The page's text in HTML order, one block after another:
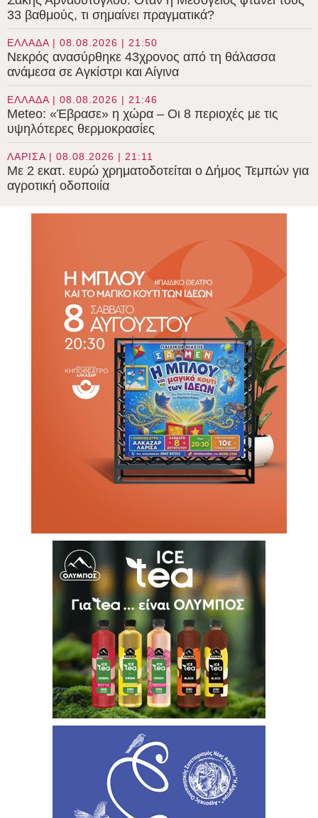
33 βαθμούς, τι σημαίνει πραγματικά?
ΕΛΛΑΔΑ | 08.08.2026 | 21:50
Νεκρός ανασύρθηκε 43χρονος από τη θάλασσα
ανάμεσα σε Αγκίστρι και Αίγινα
ΕΛΛΑΔΑ | 08.08.2026 | 21:46
Meteo: «Έβρασε» η χώρα – Οι 8 περιοχές με τις
υψηλότερες θερμοκρασίες
ΛΑΡΙΣΑ | 08.08.2026 | 21:11
Με 2 εκατ. ευρώ χρηματοδοτείται ο Δήμος Τεμπών για
αγροτική οδοποιία